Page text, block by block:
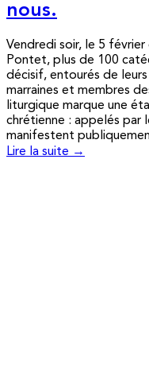
nous.
Vendredi soir, le 5
Pontet, plus de 100
décisif, entourés de
marraines et membres
liturgique marque une
chrétienne : appelés par
manifestent
Lire la suite →